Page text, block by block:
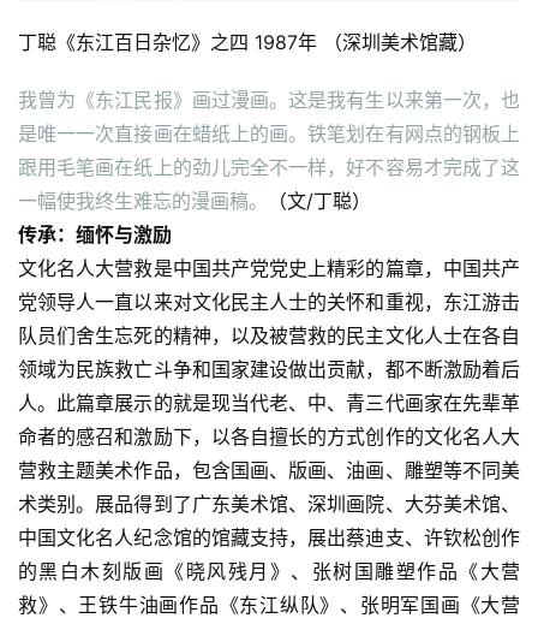
丁聪《东江百日杂忆》之四 1987年 （深圳美术馆藏）
我曾为《东江民报》画过漫画。这是我有生以来第一次，也
是唯一一次直接画在蜡纸上的画。铁笔划在有网点的钢板上
跟用毛笔画在纸上的劲儿完全不一样，好不容易才完成了这
一幅使我终生难忘的漫画稿。
（文/丁聪）
传承：缅怀与激励
文化名人大营救是中国共产党党史上精彩的篇章，中国共产
党领导人一直以来对文化民主人士的关怀和重视，东江游击
队员们舍生忘死的精神，以及被营救的民主文化人士在各自
领域为民族救亡斗争和国家建设做出贡献，都不断激励着后
人。此篇章展示的就是现当代老、中、青三代画家在先辈革
命者的感召和激励下，以各自擅长的方式创作的文化名人大
营救主题美术作品，包含国画、版画、油画、雕塑等不同美
术类别。展品得到了广东美术馆、深圳画院、大芬美术馆、
中国文化名人纪念馆的馆藏支持，展出蔡迪支、许钦松创作
的黑白木刻版画《晓风残月》、张树国雕塑作品《大营
救》、王铁牛油画作品《东江纵队》、张明军国画《大营